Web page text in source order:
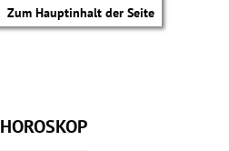
Zum Hauptinhalt der Seite
HOROSKOP